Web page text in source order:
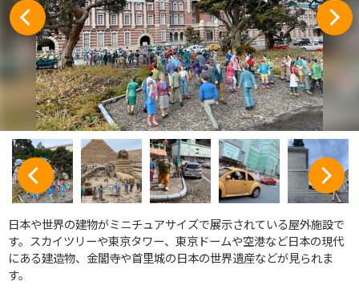
日本や世界の建物がミニチュアサイズで展示されている屋外施設で
す。スカイツリーや東京タワー、東京ドームや空港など日本の現代
にある建造物、金閣寺や首里城の日本の世界遺産などが見られま
す。